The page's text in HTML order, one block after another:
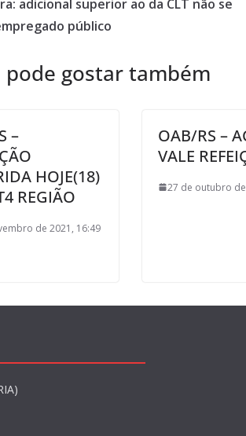
adicional superior ao da CLT não se
público
pode gostar também
–
HOJE(18)
REGIÃO
de 2021, 16:49
OAB/RS –
VALE
27 de outubro